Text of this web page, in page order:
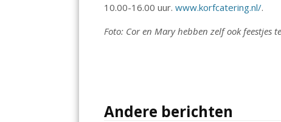
10.00-16.00 uur.www.korfcatering.nl/.
Foto: Cor en Mary hebben zelf ook feestjes
Andere berichten